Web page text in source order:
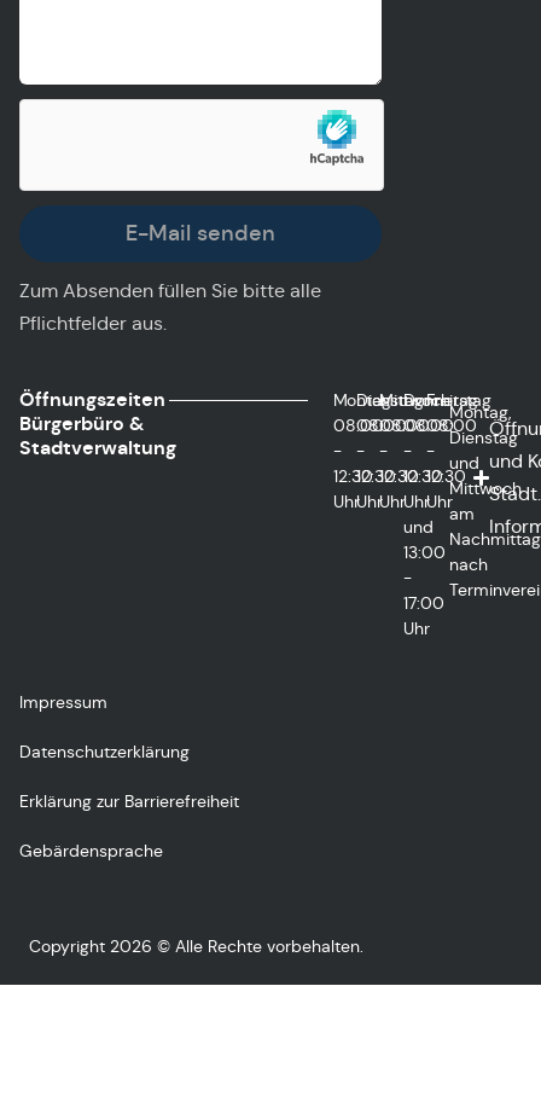
E-Mail senden
Zum Absenden füllen Sie bitte alle
Pflichtfelder aus.
Öffnungszeiten
Bürgerbüro &
Stadtverwaltung
Montag
08:00
-
12:30
Uhr
Dienstag
08:00
-
12:30
Uhr
Mittwoch
08:00
-
12:30
Uhr
Donnerstag
08:00
-
12:30
Uhr
und
13:00
-
17:00
Uhr
Freitag
08:00
-
12:30
Uhr
Montag,
Dienstag
und
Mittwoch
am
Nachmittag
nach
und
Impressum
Datenschutzerklärung
Erklärung zur Barrierefreiheit
Gebärdensprache
Copyright 2026 © Alle Rechte vorbehalten.